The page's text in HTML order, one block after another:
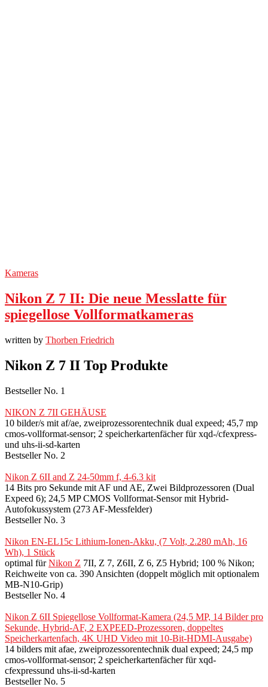
Kameras
Nikon Z 7 II: Die neue Messlatte für
spiegellose Vollformatkameras
written by Thorben Friedrich
Nikon Z 7 II Top Produkte
Bestseller No. 1
NIKON Z 7II GEHÄUSE
10 bilder/s mit af/ae, zweiprozessorentechnik dual expeed; 45,7 mp
cmos-vollformat-sensor; 2 speicherkartenfächer für xqd-/cfexpress-
und uhs-ii-sd-karten
Bestseller No. 2
Nikon Z 6II and Z 24-50mm f, 4-6.3 kit
14 Bits pro Sekunde mit AF und AE, Zwei Bildprozessoren (Dual
Expeed 6); 24,5 MP CMOS Vollformat-Sensor mit Hybrid-
Autofokussystem (273 AF-Messfelder)
Bestseller No. 3
Nikon EN-EL15c Lithium-Ionen-Akku, (7 Volt, 2.280 mAh, 16
Wh), 1 Stück
optimal fürNikon Z 7II, Z 7, Z6II, Z 6, Z5 Hybrid; 100 % Nikon;
Reichweite von ca. 390 Ansichten (doppelt möglich mit optionalem
MB-N10-Grip)
Bestseller No. 4
Nikon Z 6II Spiegellose Vollformat-Kamera (24,5 MP, 14 Bilder pro
Sekunde, Hybrid-AF, 2 EXPEED-Prozessoren, doppeltes
Speicherkartenfach, 4K UHD Video mit 10-Bit-HDMI-Ausgabe)
14 bilders mit afae, zweiprozessorentechnik dual expeed; 24,5 mp
cmos-vollformat-sensor; 2 speicherkartenfächer für xqd-
cfexpressund uhs-ii-sd-karten
Bestseller No. 5